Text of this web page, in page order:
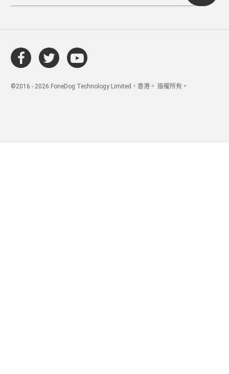
©2016 - 2026 FoneDog Technology Limited，香港。 版權所有。